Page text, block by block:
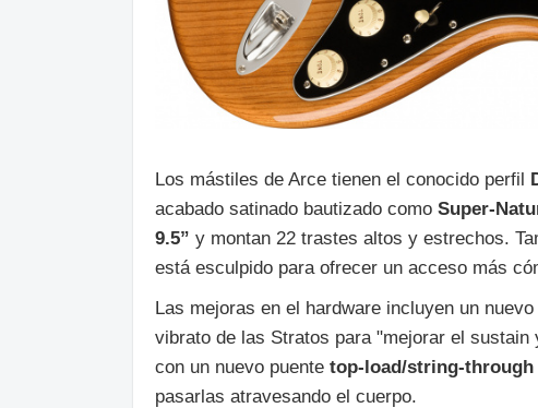
Los mástiles de Arce tienen el conocido perfil
acabado satinado bautizado como Super-
9.5” y montan 22 trastes altos y estrechos.
está esculpido para ofrecer un acceso más
Las mejoras en el hardware incluyen un
vibrato de las Stratos para "mejorar el
con un nuevo puente top-load/string-through
pasarlas atravesando el cuerpo.